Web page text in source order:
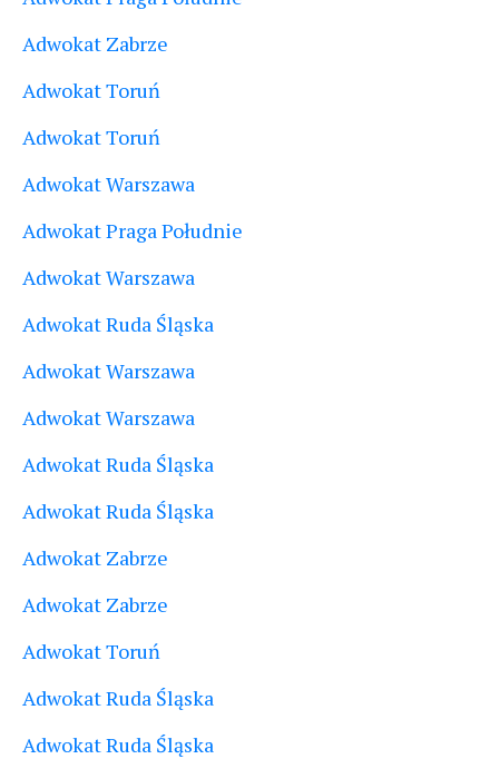
Adwokat Zabrze
Adwokat Toruń
Adwokat Toruń
Adwokat Warszawa
Adwokat Praga Południe
Adwokat Warszawa
Adwokat Ruda Śląska
Adwokat Warszawa
Adwokat Warszawa
Adwokat Ruda Śląska
Adwokat Ruda Śląska
Adwokat Zabrze
Adwokat Zabrze
Adwokat Toruń
Adwokat Ruda Śląska
Adwokat Ruda Śląska